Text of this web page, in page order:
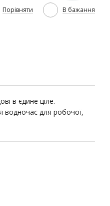
Порівняти В бажання
в єдине ціле.
водночас для робочої,